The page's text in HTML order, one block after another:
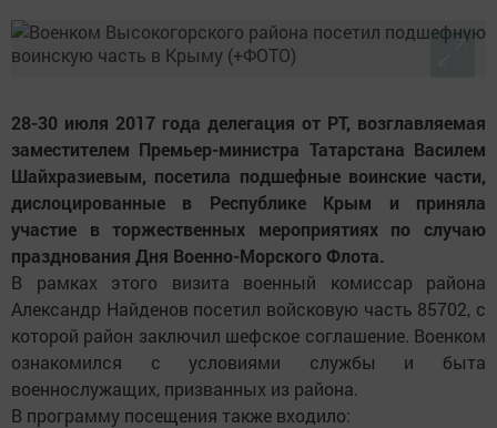
28-30 июля 2017 года делегация от РТ, возглавляемая
заместителем Премьер-министра Татарстана Василем
Шайхразиевым, посетила подшефные воинские части,
дислоцированные в Республике Крым и приняла
участие в торжественных мероприятиях по случаю
празднования Дня Военно-Морского Флота.
В рамках этого визита военный комиссар района
Александр Найденов посетил войсковую часть 85702, с
которой район заключил шефское соглашение. Военком
ознакомился с условиями службы и быта
военнослужащих, призванных из района.
В программу посещения также входило: